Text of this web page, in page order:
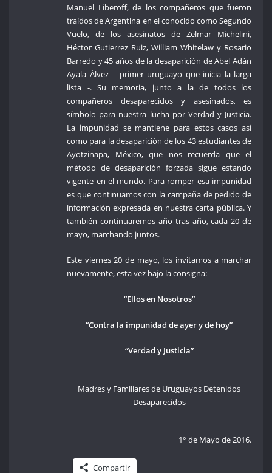
Manuel Liberoff, de los compañeros que fueron
traídos de Argentina en el conocido como Segundo
Vuelo, de los asesinatos de Zelmar Michelini,
Héctor Gutierrez Ruiz, William Whitelaw y Rosario
Barredo y 45 años de la desaparición de Abel Adán
Ayala Álvez – primer uruguayo que inicia la larga
lista -. Su memoria, junto a la de todos los
compañeros desaparecidos y asesinados, es
símbolo para nuestra lucha por Verdad y Justicia.
La impunidad se mantiene para estos casos así
como para la desaparición de los 43 estudiantes de
Ayotzinapa, México, que nos recuerda que el
método de desaparición forzada sigue estando
vigente en el mundo. Para romper esa impunidad
es que continuamos con la campaña de pedido de
información expresada en nuestra carta pública. Y
también continuaremos año tras año, cada 20 de
mayo, marchando juntos.
Este viernes 20 de mayo, los invitamos a marchar
nuevamente, esta vez bajo la consigna:
“Ellos en Nosotros”
“Contra la impunidad de ayer y de hoy”
“Verdad y Justicia”
Madres y Familiares de Uruguayos Detenidos
Desaparecidos
1° de Mayo de 2016.
Compartir